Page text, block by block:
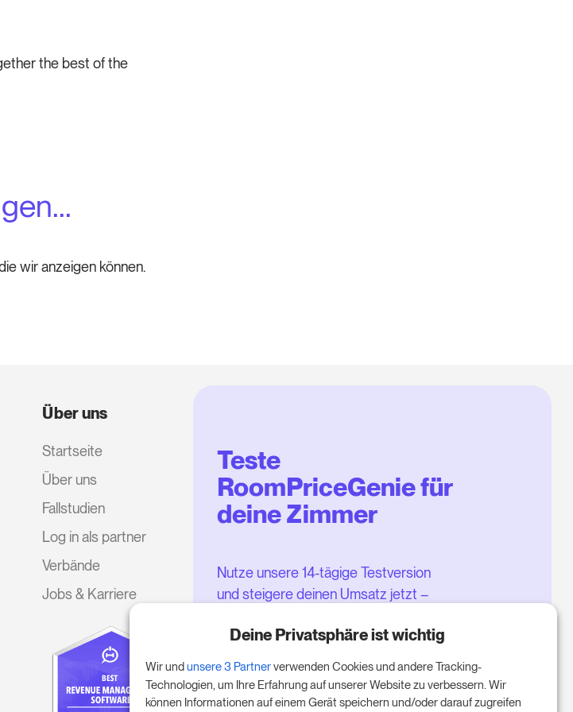
the best of the
wir anzeigen können.
Über uns
Startseite
Über uns
Fallstudien
Log in als partner
Verbände
Jobs & Karriere
Teste
RoomPriceGenie für
deine Zimmer
Nutze unsere 14-tägige Testversion
und steigere deinen Umsatz jetzt –
Buche einen Termin, um deine
kostenlose 14-tägige Testphase
zu starten.
Deine Privatsphäre ist wichtig
Wir undunsere 3 Partnerverwenden Cookies und andere Tracking-
Technologien, um Ihre Erfahrung auf unserer Website zu verbessern. Wir
können Informationen auf einem Gerät speichern und/oder darauf zugreifen